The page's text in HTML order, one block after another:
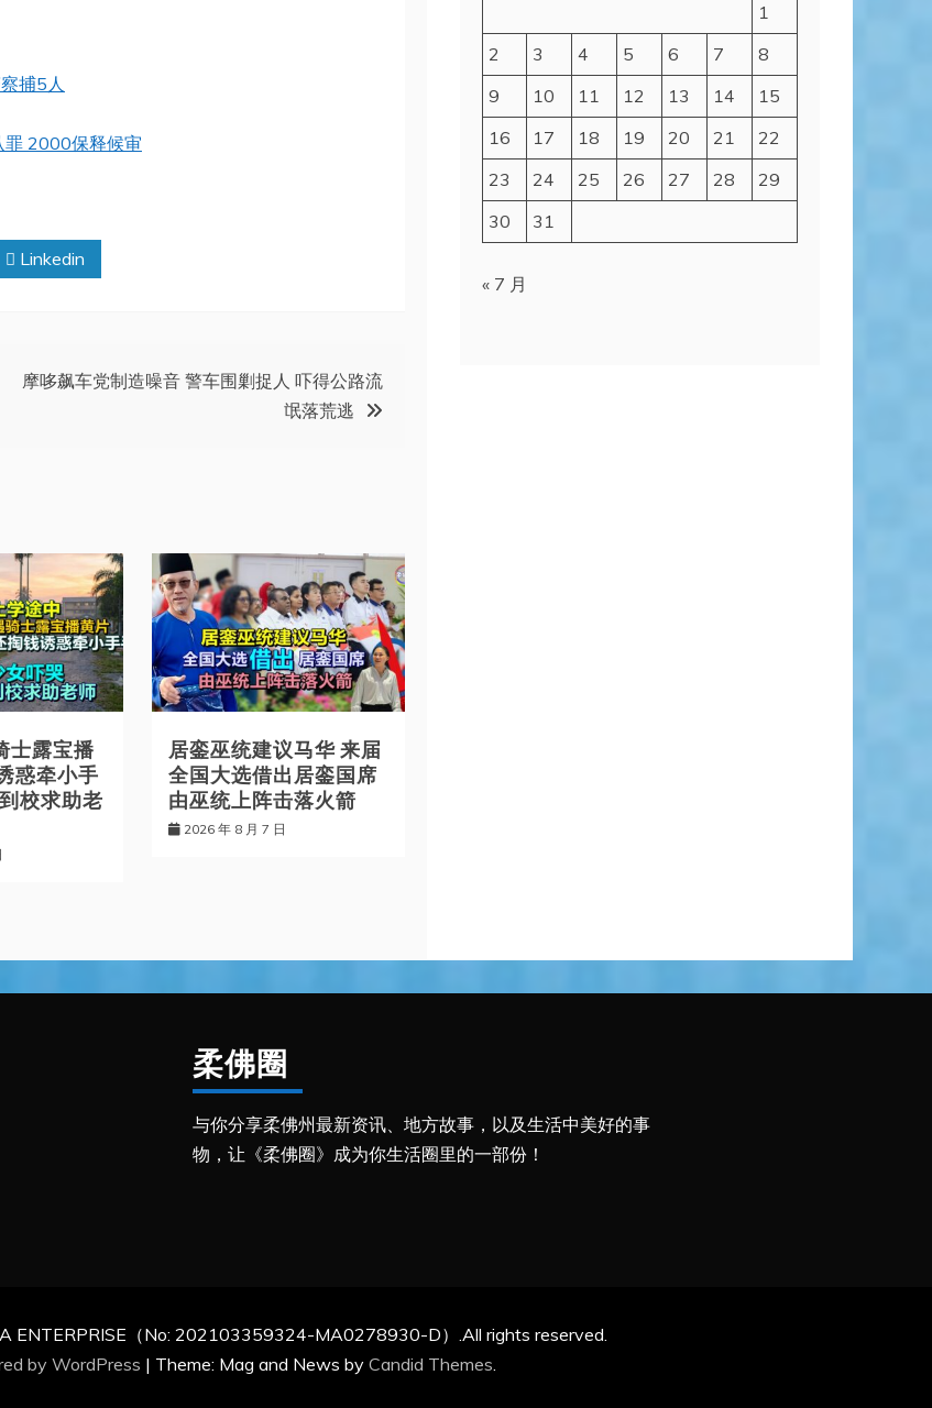
捕5人
罪 2000保释候审
Linkedin
摩哆飙车党制造噪音 警车围剿捉人 吓得公路流
氓落荒逃
士露宝播
惑牵小手
校求助老
居銮巫统建议马华 来届
全国大选借出居銮国席
由巫统上阵击落火箭
2026 年 8 月 7 日
1
2
3 4 5 6 7
8
9
10 11 12 13 14
15
16
17 18 19 20 21
22
23
24 25 26 27 28
29
30
31
« 7 月
柔佛圈
与你分享柔佛州最新资讯、地方故事，以及生活中美好的事
物，让《柔佛圈》成为你生活圈里的一部份！
ENTERPRISE（No: 202103359324-MA0278930-D）.All rights reserved.
by WordPress | Theme: Mag and News by Candid Themes.